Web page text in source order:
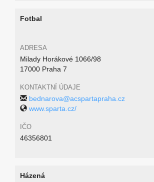
Fotbal
ADRESA
Milady Horákové 1066/98
17000 Praha 7
KONTAKTNÍ ÚDAJE
bednarova@acspartapraha.cz
www.sparta.cz/
IČO
46356801
Házená